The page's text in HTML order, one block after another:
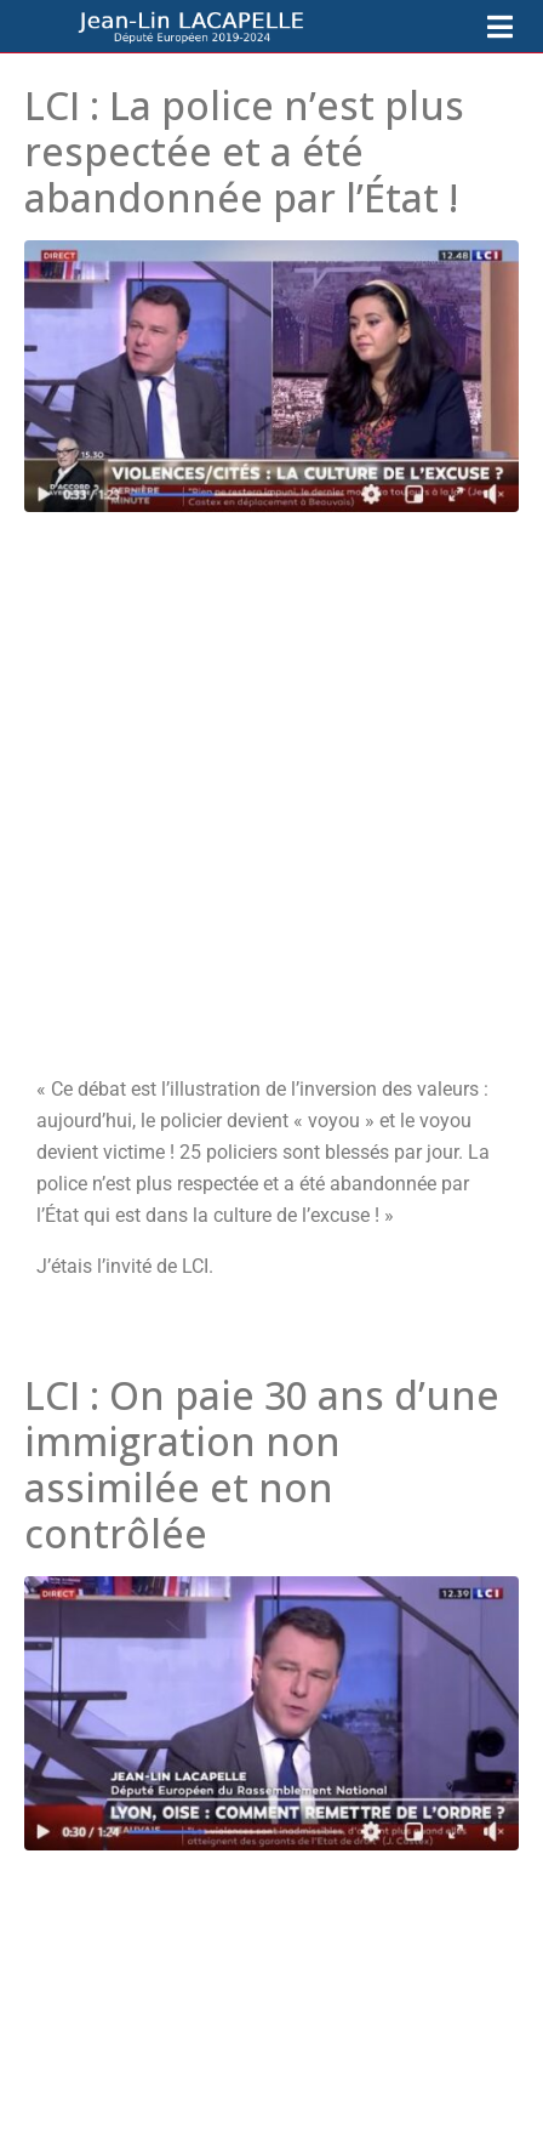
LCI : La police n’est plus
respectée et a été
abandonnée par l’État !
« Ce débat est l’illustration de l’inversion des valeurs :
aujourd’hui, le policier devient « voyou » et le voyou
devient victime ! 25 policiers sont blessés par jour. La
police n’est plus respectée et a été abandonnée par
l’État qui est dans la culture de l’excuse ! »
J’étais l’invité de LCI.
LCI : On paie 30 ans d’une
immigration non
assimilée et non
contrôlée